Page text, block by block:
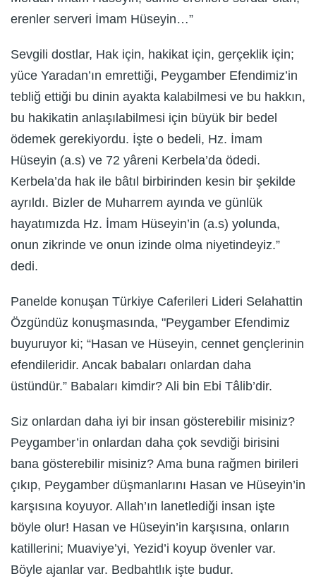
erenler serveri İmam Hüseyin…”
Sevgili dostlar, Hak için, hakikat için, gerçeklik için;
yüce Yaradan’ın emrettiği, Peygamber Efendimiz’in
tebliğ ettiği bu dinin ayakta kalabilmesi ve bu hakkın,
bu hakikatin anlaşılabilmesi için büyük bir bedel
ödemek gerekiyordu. İşte o bedeli, Hz. İmam
Hüseyin (a.s) ve 72 yâreni Kerbela’da ödedi.
Kerbela’da hak ile bâtıl birbirinden kesin bir şekilde
ayrıldı. Bizler de Muharrem ayında ve günlük
hayatımızda Hz. İmam Hüseyin’in (a.s) yolunda,
onun zikrinde ve onun izinde olma niyetindeyiz.”
dedi.
Panelde konuşan Türkiye Caferileri Lideri Selahattin
Özgündüz konuşmasında, "Peygamber Efendimiz
buyuruyor ki; “Hasan ve Hüseyin, cennet gençlerinin
efendileridir. Ancak babaları onlardan daha
üstündür.” Babaları kimdir? Ali bin Ebi Tâlib’dir.
Siz onlardan daha iyi bir insan gösterebilir misiniz?
Peygamber’in onlardan daha çok sevdiği birisini
bana gösterebilir misiniz? Ama buna rağmen birileri
çıkıp, Peygamber düşmanlarını Hasan ve Hüseyin’in
karşısına koyuyor. Allah’ın lanetlediği insan işte
böyle olur! Hasan ve Hüseyin’in karşısına, onların
katillerini; Muaviye’yi, Yezid’i koyup övenler var.
Böyle ajanlar var. Bedbahtlık işte budur.